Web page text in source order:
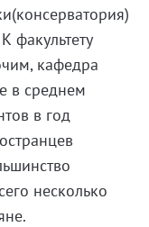
факультету
кафедра
в среднем
в год
несколько